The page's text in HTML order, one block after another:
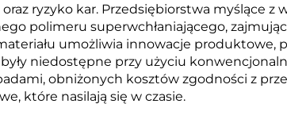
ryzyko kar. Przedsiębiorstwa myślące
polimeru superwchłaniającego,
umożliwia innowacje
niedostępne przy użyciu
obniżonych kosztów zgodności z
które nasilają się w czasie.